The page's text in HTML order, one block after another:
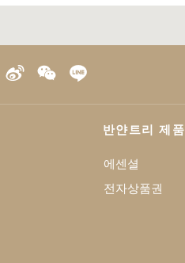
반얀트리 제품
에센셜
전자상품권